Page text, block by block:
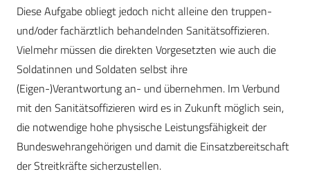
Diese Aufgabe obliegt jedoch nicht alleine den truppen-
und/oder fachärztlich behandelnden Sanitätsoffizieren.
Vielmehr müssen die direkten Vorgesetzten wie auch die
Soldatinnen und Soldaten selbst ihre
(Eigen-)Verantwortung an- und übernehmen. Im Verbund
mit den Sanitätsoffizieren wird es in Zukunft möglich sein,
die notwendige hohe physische Leistungsfähigkeit der
Bundeswehrangehörigen und damit die Einsatzbereitschaft
der Streitkräfte sicherzustellen.